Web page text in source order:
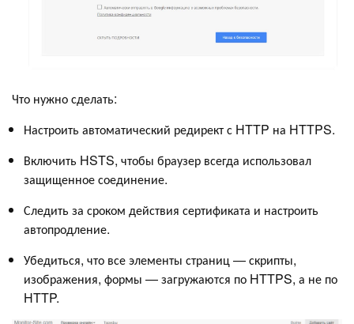
Что нужно сделать:
Настроить автоматический редирект с HTTP на HTTPS.
Включить HSTS, чтобы браузер всегда использовал
защищенное соединение.
Следить за сроком действия сертификата и настроить
автопродление.
Убедиться, что все элементы страниц — скрипты,
изображения, формы — загружаются по HTTPS, а не по
HTTP.